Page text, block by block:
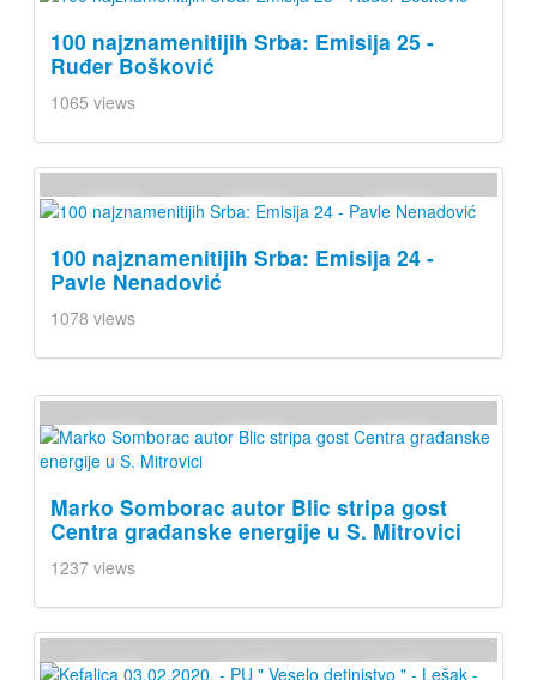
100 najznamenitijih Srba: Emisija 25 -
Ruđer Bošković
1065 views
100 najznamenitijih Srba: Emisija 24 -
Pavle Nenadović
1078 views
Marko Somborac autor Blic stripa gost
Centra građanske energije u S. Mitrovici
1237 views